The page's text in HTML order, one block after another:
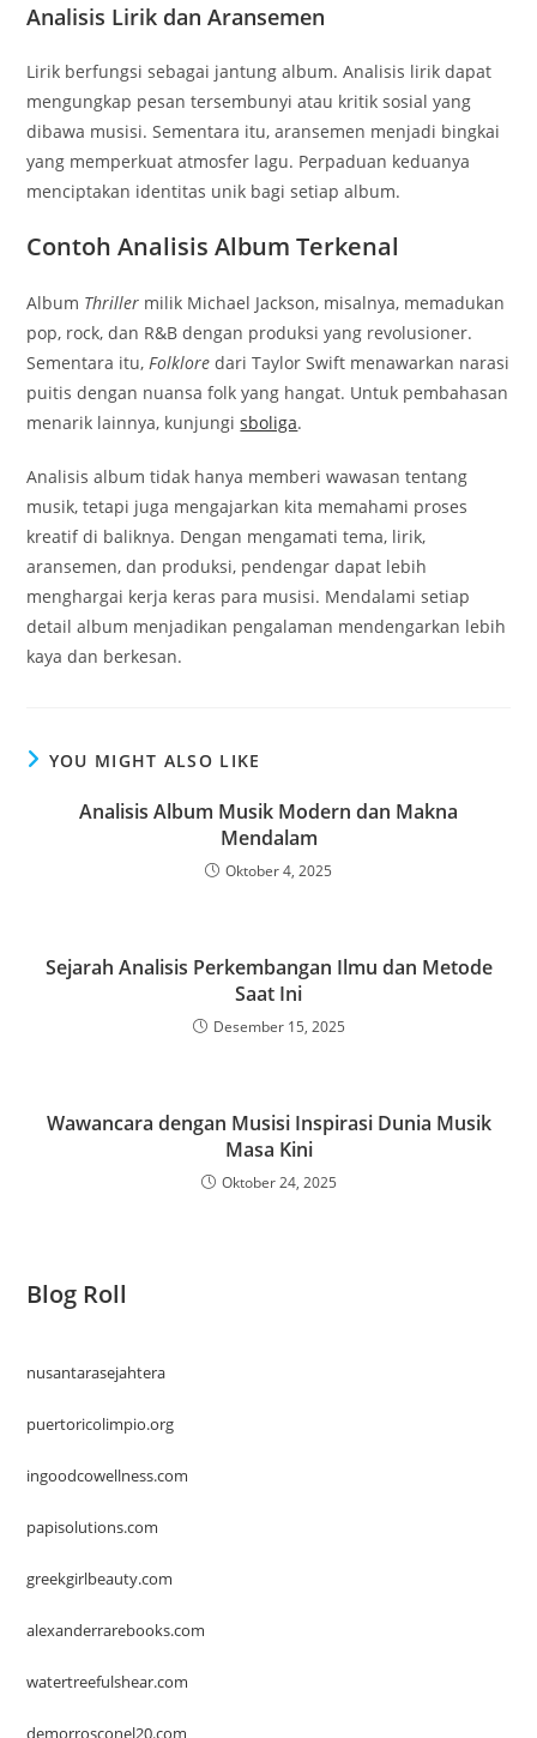
Analisis Lirik dan Aransemen
Lirik berfungsi sebagai jantung album. Analisis lirik dapat
mengungkap pesan tersembunyi atau kritik sosial yang
dibawa musisi. Sementara itu, aransemen menjadi bingkai
yang memperkuat atmosfer lagu. Perpaduan keduanya
menciptakan identitas unik bagi setiap album.
Contoh Analisis Album Terkenal
Album Thriller milik Michael Jackson, misalnya, memadukan
pop, rock, dan R&B dengan produksi yang revolusioner.
Sementara itu,Folklore dari Taylor Swift menawarkan narasi
puitis dengan nuansa folk yang hangat. Untuk pembahasan
menarik lainnya, kunjungisboliga.
Analisis album tidak hanya memberi wawasan tentang
musik, tetapi juga mengajarkan kita memahami proses
kreatif di baliknya. Dengan mengamati tema, lirik,
aransemen, dan produksi, pendengar dapat lebih
menghargai kerja keras para musisi. Mendalami setiap
detail album menjadikan pengalaman mendengarkan lebih
kaya dan berkesan.
YOU MIGHT ALSO LIKE
Analisis Album Musik Modern dan Makna
Mendalam
Oktober 4, 2025
Sejarah Analisis Perkembangan Ilmu dan Metode
Saat Ini
Desember 15, 2025
Wawancara dengan Musisi Inspirasi Dunia Musik
Masa Kini
Oktober 24, 2025
Blog Roll
nusantarasejahtera
puertoricolimpio.org
ingoodcowellness.com
papisolutions.com
greekgirlbeauty.com
alexanderrarebooks.com
watertreefulshear.com
demorrosconel20.com